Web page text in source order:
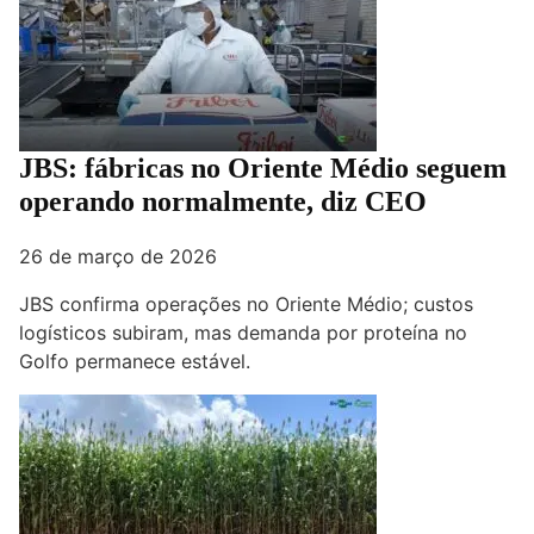
JBS: fábricas no Oriente Médio seguem
operando normalmente, diz CEO
26 de março de 2026
JBS confirma operações no Oriente Médio; custos
logísticos subiram, mas demanda por proteína no
Golfo permanece estável.